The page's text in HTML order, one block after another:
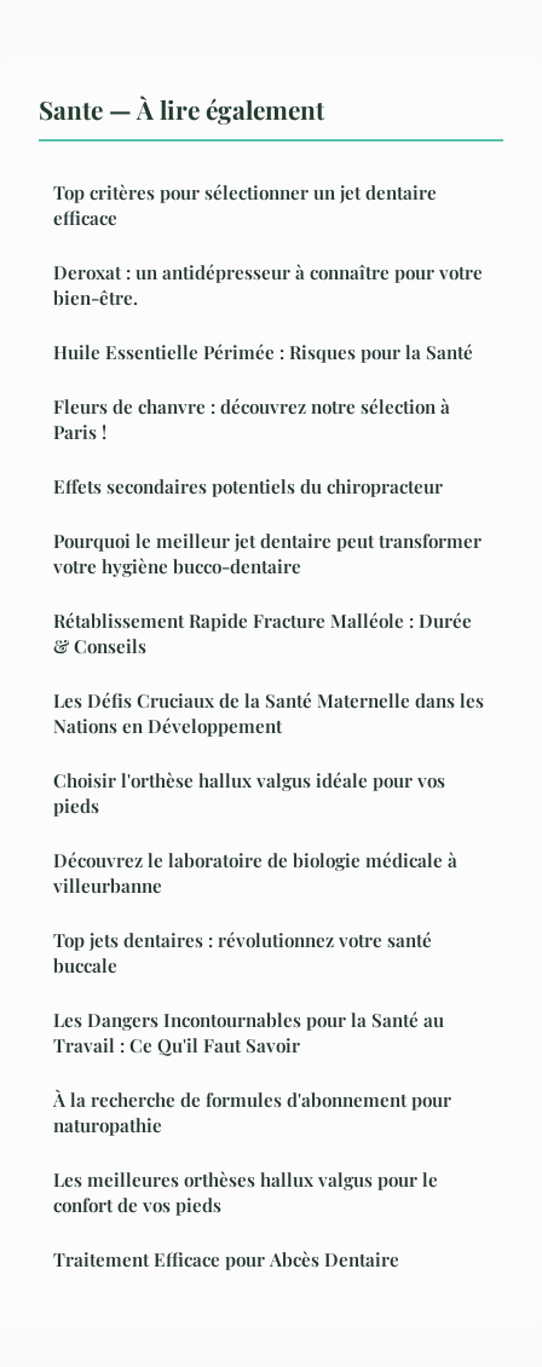
Sante — À lire également
Top critères pour sélectionner un jet dentaire
efficace
Deroxat : un antidépresseur à connaître pour votre
bien-être.
Huile Essentielle Périmée : Risques pour la Santé
Fleurs de chanvre : découvrez notre sélection à
Paris !
Effets secondaires potentiels du chiropracteur
Pourquoi le meilleur jet dentaire peut transformer
votre hygiène bucco-dentaire
Rétablissement Rapide Fracture Malléole : Durée
& Conseils
Les Défis Cruciaux de la Santé Maternelle dans les
Nations en Développement
Choisir l'orthèse hallux valgus idéale pour vos
pieds
Découvrez le laboratoire de biologie médicale à
villeurbanne
Top jets dentaires : révolutionnez votre santé
buccale
Les Dangers Incontournables pour la Santé au
Travail : Ce Qu'il Faut Savoir
À la recherche de formules d'abonnement pour
naturopathie
Les meilleures orthèses hallux valgus pour le
confort de vos pieds
Traitement Efficace pour Abcès Dentaire